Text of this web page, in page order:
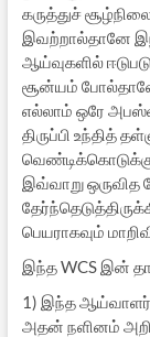
கருத்துச்
இவற்றால்தானே
ஆய்வுகளில்
சூன்யம்
எல்லாம் ஒரே
திருப்பி உந்தித்
இவ்வாறு
பெயராகவும்
இந்த WCS இன்
1) இந்த
அதன் நளினம்